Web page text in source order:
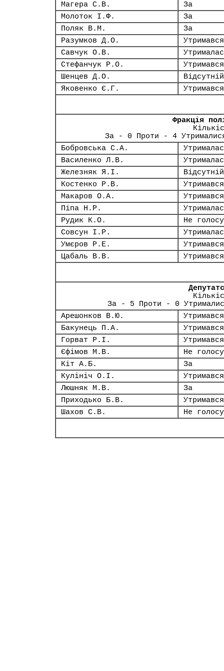
Магера С.В.
За
Молоток І.Ф.
За
Поляк В.М.
За
Разумков Д.О.
Утримався
Савчук О.В.
Стефанчук Р.О.
Утримався
Шенцев Д.О.
Відсутній
Яковенко Є.Г.
Утримався
Фракція
За - 0 Проти - 4
Бобровська С.А.
Василенко Л.В.
Железняк Я.І.
Відсутній
Костенко Р.В.
Утримався
Макаров О.А.
Утримався
Піпа Н.Р.
Рудик К.О.
Не
Совсун І.Р.
Умєров Р.Е.
Утримався
Цабаль В.В.
Утримався
За - 5 Проти - 0
Арешонков В.Ю.
Утримався
Бакунець П.А.
Утримався
Горват Р.І.
Утримався
Єфімов М.В.
Не
Кіт А.Б.
За
Кулініч О.І.
Утримався
Люшняк М.В.
За
Приходько Б.В.
Утримався
Шахов С.В.
Не